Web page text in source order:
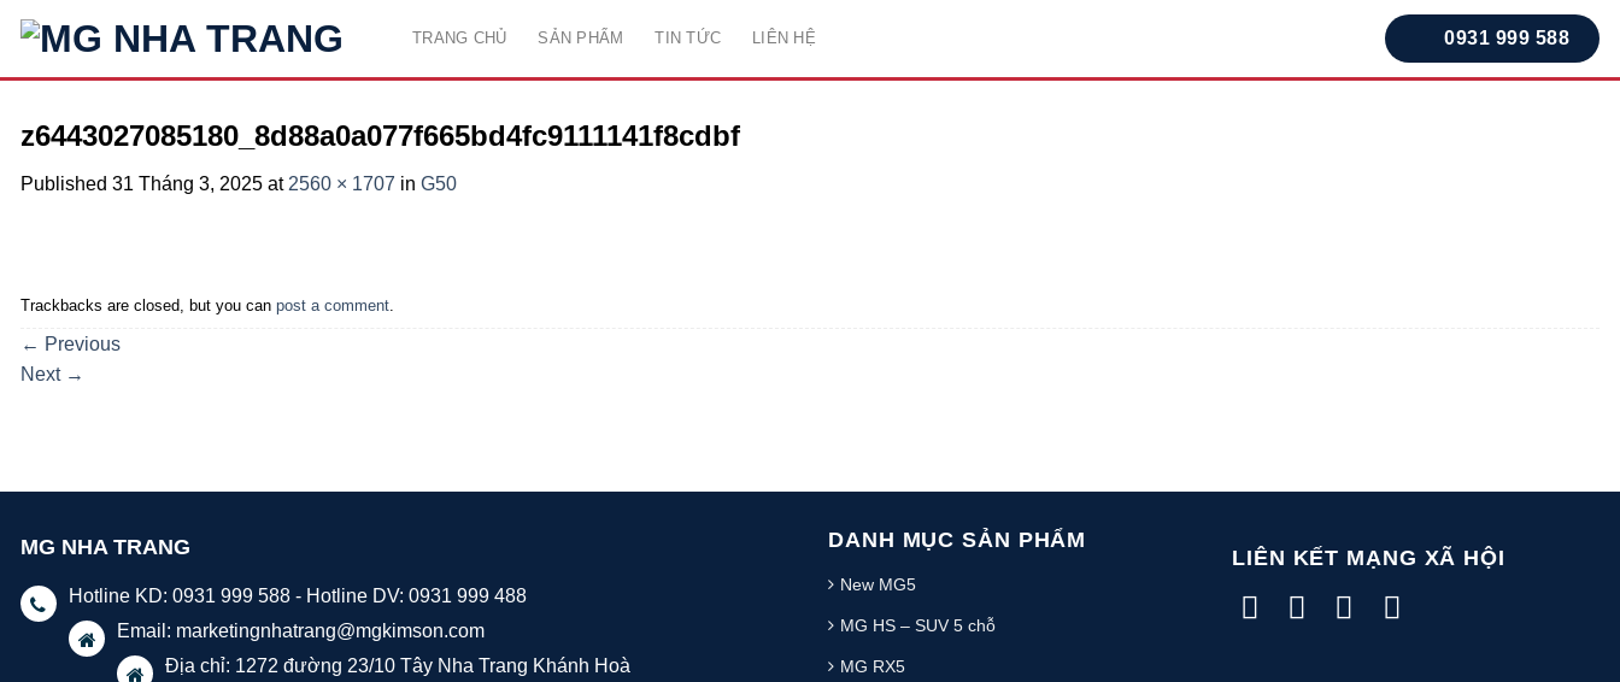
content
TRANG CHỦ SẢN PHẨM TIN TỨC LIÊN HỆ 0931 999 588
z6443027085180_8d88a0a077f665bd4fc9111141f8cdbf
Published 31 Tháng 3, 2025 at 2560 × 1707 in G50
Trackbacks are closed, but you can post a comment.
← Previous
Next →
MG NHA TRANG
Hotline KD: 0931 999 588 - Hotline DV: 0931 999 488
Email: marketingnhatrang@mgkimson.com
Địa chỉ: 1272 đường 23/10 Tây Nha Trang Khánh Hoà
DANH MỤC SẢN PHẨM
New MG5
MG HS – SUV 5 chỗ
MG RX5
LIÊN KẾT MẠNG XÃ HỘI